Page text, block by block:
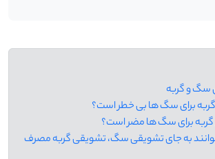
به جای تشویقی سگ، تشویقی گربه مصرف